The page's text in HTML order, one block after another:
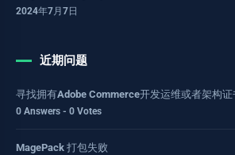
2024年7月7日
近期问题
寻找拥有Adobe Commerce开发运维或者架构证
0 Answers - 0 Votes
MagePack 打包失败